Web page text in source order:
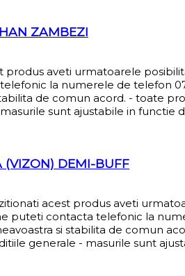
ZAMBEZI
produs aveti urmatoarele
la numerele de telefon
de comun acord. - toate
sunt ajustabile in functie
(VIZON) DEMI-BUFF
acest produs aveti
puteti contacta telefonic la
si stabilita de comun
generale - masurile sunt